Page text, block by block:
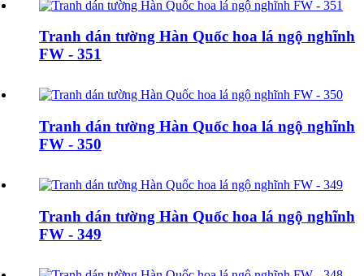
Tranh dán tường Hàn Quốc hoa lá ngộ nghĩnh
FW - 351
Tranh dán tường Hàn Quốc hoa lá ngộ nghĩnh
FW - 350
Tranh dán tường Hàn Quốc hoa lá ngộ nghĩnh
FW - 349